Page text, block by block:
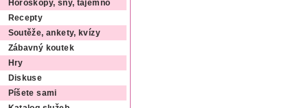
Horoskopy, sny, tajemno
Recepty
Soutěže, ankety, kvízy
Zábavný koutek
Hry
Diskuse
Píšete sami